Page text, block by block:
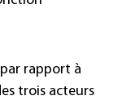
rapport à
trois acteurs